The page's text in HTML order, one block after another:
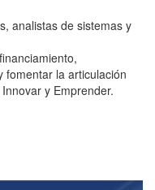
analistas de sistemas y
fomentar la articulación
y Emprender.